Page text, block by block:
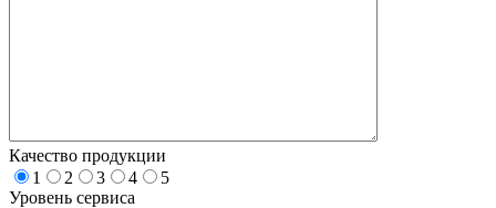
Качество продукции
1
2 3 4
5
Уровень сервиса